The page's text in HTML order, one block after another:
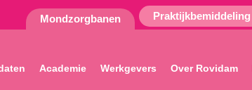
Mondzorgbanen Praktijkbemiddeling
Academie Werkgevers Over Rovidam